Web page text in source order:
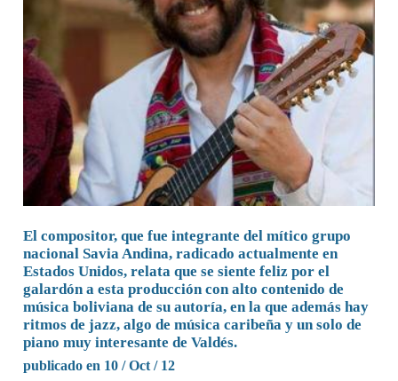
El compositor, que fue integrante del mítico grupo
nacional Savia Andina, radicado actualmente en
Estados Unidos, relata que se siente feliz por el
galardón a esta producción con alto contenido de
música boliviana de su autoría, en la que además hay
ritmos de jazz, algo de música caribeña y un solo de
piano muy interesante de Valdés.
publicado en 10 / Oct / 12